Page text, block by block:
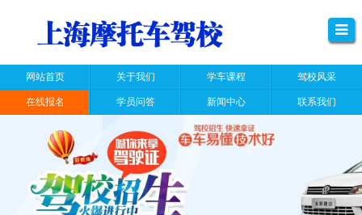
网站首页 关于我们 学车课程 驾校风采
在线报名 学员问答 新闻中心 联系我们